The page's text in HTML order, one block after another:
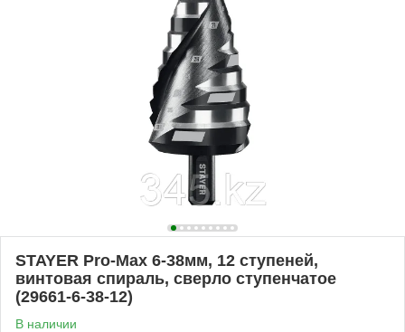
STAYER Pro-Max 6-38мм, 12 ступеней,
винтовая спираль, сверло ступенчатое
(29661-6-38-12)
В наличии